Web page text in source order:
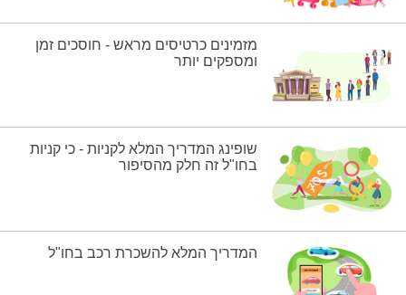
מזמינים כרטיסים מראש - חוסכים זמן
ומספקים יותר
שופינג המדריך המלא לקניות - כי קניות
בחו"ל זה חלק מהסיפור
המדריך המלא להשכרת רכב בחו"ל